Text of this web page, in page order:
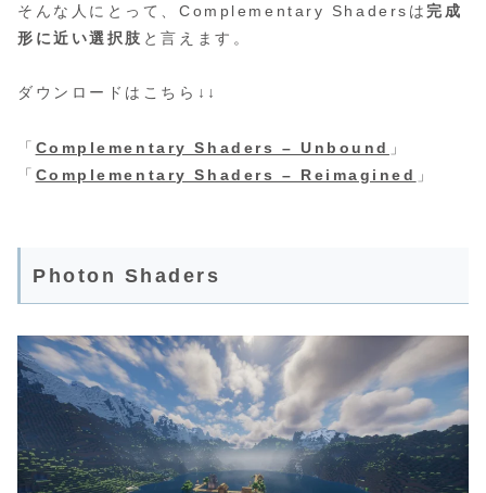
そんな人にとって、Complementary Shadersは 完成
形に近い選択肢 と言えます。
ダウンロードはこちら↓↓
「 Complementary Shaders – Unbound 」
「 Complementary Shaders – Reimagined 」
Photon Shaders